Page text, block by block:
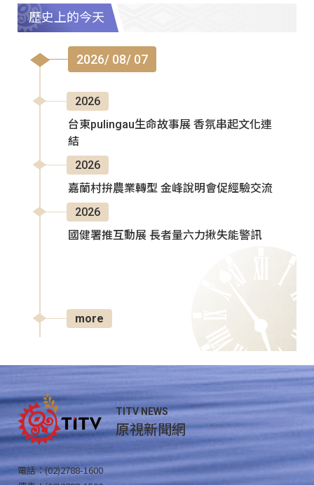
歷史上的今天
2026/ 08/ 07
2026
台東pulingau生命故事展 香氛串起文化連
結
2026
嘉蘭村拚農業轉型 金峰說明會促經驗交流
2026
國健署推互動展 長者量六力揪失能警訊
more
TITV NEWS
原視新聞網
電話：(02)2788-1600